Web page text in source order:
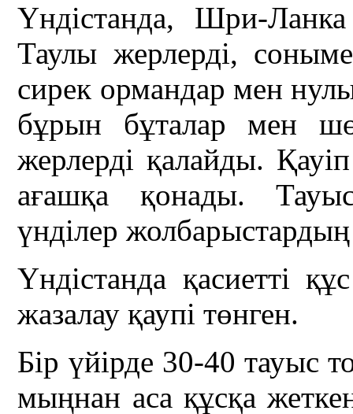
Үндістанда, Шри-
Таулы жерлерді,
сирек ормандар мен
бұрын бұталар мен
жерлерді қалайды.
ағашқа қонады.
үнділер жолбарыстардың
Үндістанда қасиетті
жазалау қаупі төнген.
Бір үйірде 30-40 тауыс
мыңнан аса құсқа